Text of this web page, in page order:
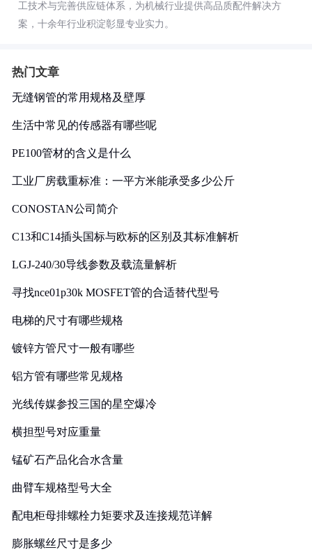
工技术与完善供应链体系，为机械行业提供高品质配件解决方
案，十余年行业积淀彰显专业实力。
热门文章
无缝钢管的常用规格及壁厚
生活中常见的传感器有哪些呢
PE100管材的含义是什么
工业厂房载重标准：一平方米能承受多少公斤
CONOSTAN公司简介
C13和C14插头国标与欧标的区别及其标准解析
LGJ-240/30导线参数及载流量解析
寻找nce01p30k MOSFET管的合适替代型号
电梯的尺寸有哪些规格
镀锌方管尺寸一般有哪些
铝方管有哪些常见规格
光线传媒参投三国的星空爆冷
横担型号对应重量
锰矿石产品化合水含量
曲臂车规格型号大全
配电柜母排螺栓力矩要求及连接规范详解
膨胀螺丝尺寸是多少